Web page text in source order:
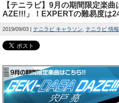
【テニラビ】9月の期間限定楽
AZE!!!」！EXPERTの難易度は
2019/09/03 テニラビ キャラソン テニラビ 情報